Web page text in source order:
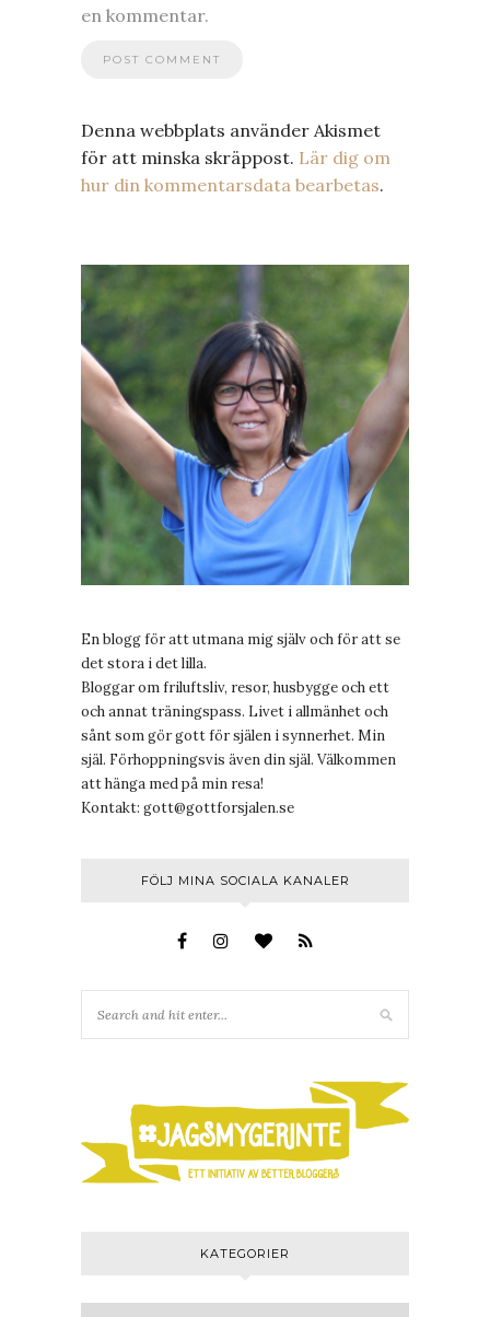
en kommentar.
Denna webbplats använder Akismet
för att minska skräppost. Lär dig om
hur din kommentarsdata bearbetas.
En blogg för att utmana mig själv och för att se
det stora i det lilla.
Bloggar om friluftsliv, resor, husbygge och ett
och annat träningspass. Livet i allmänhet och
sånt som gör gott för själen i synnerhet. Min
själ. Förhoppningsvis även din själ. Välkommen
att hänga med på min resa!
Kontakt: gott@gottforsjalen.se
FÖLJ MINA SOCIALA KANALER
KATEGORIER